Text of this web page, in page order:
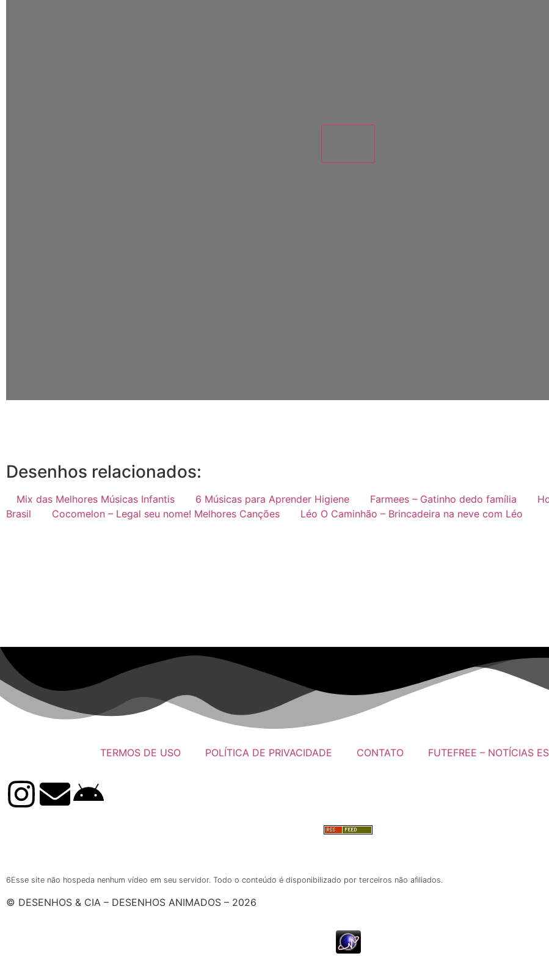
Desenhos relacionados:
Mix das Melhores Músicas Infantis 6 Músicas para Aprender Higiene Farmees – Gatinho dedo família
Brasil
Cocomelon – Legal seu nome! Melhores Canções Léo O Caminhão – Brincadeira na neve com Léo
TERMOS DE USO POLÍTICA DE PRIVACIDADE CONTATO FUTEFREE – NOTÍCIAS
6Esse site não hospeda nenhum vídeo em seu servidor. Todo o conteúdo é disponibilizado por terceiros não afiliados.
© DESENHOS & CIA – DESENHOS ANIMADOS – 2026